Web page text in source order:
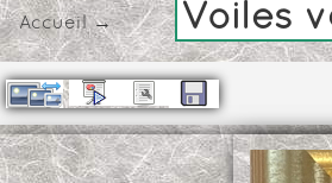
Accueil→ Voiles